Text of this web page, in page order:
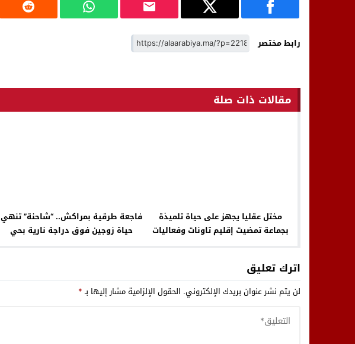
رابط مختصر
مقالات ذات صلة
مختل عقليا يجهز على حياة تلميذة
بجماعة تمضيت إقليم تاونات وفعاليات
فاجعة طرقية بمراكش.. “شاحنة” تنهي
حياة زوجين فوق دراجة نارية بحي
اترك تعليق
لن يتم نشر عنوان بريدك الإلكتروني. الحقول الإلزامية مشار إليها بـ*